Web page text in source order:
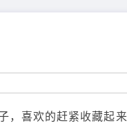
，喜欢的赶紧收藏起来